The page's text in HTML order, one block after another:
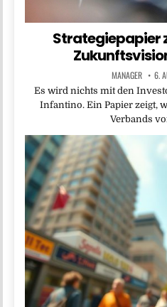
Strategiepapier
MANAGER 6.
Es wird nichts mit den
Infantino. Ein Papier zeigt,
Verbands